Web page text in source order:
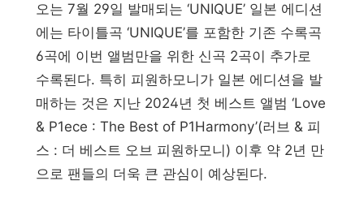
오는 7월 29일 발매되는 ‘UNIQUE’ 일본 에디션
에는 타이틀곡 ‘UNIQUE’를 포함한 기존 수록곡
6곡에 이번 앨범만을 위한 신곡 2곡이 추가로
수록된다. 특히 피원하모니가 일본 에디션을 발
매하는 것은 지난 2024년 첫 베스트 앨범 ‘Love
& P1ece : The Best of P1Harmony’(러브 & 피
스 : 더 베스트 오브 피원하모니) 이후 약 2년 만
으로 팬들의 더욱 큰 관심이 예상된다.